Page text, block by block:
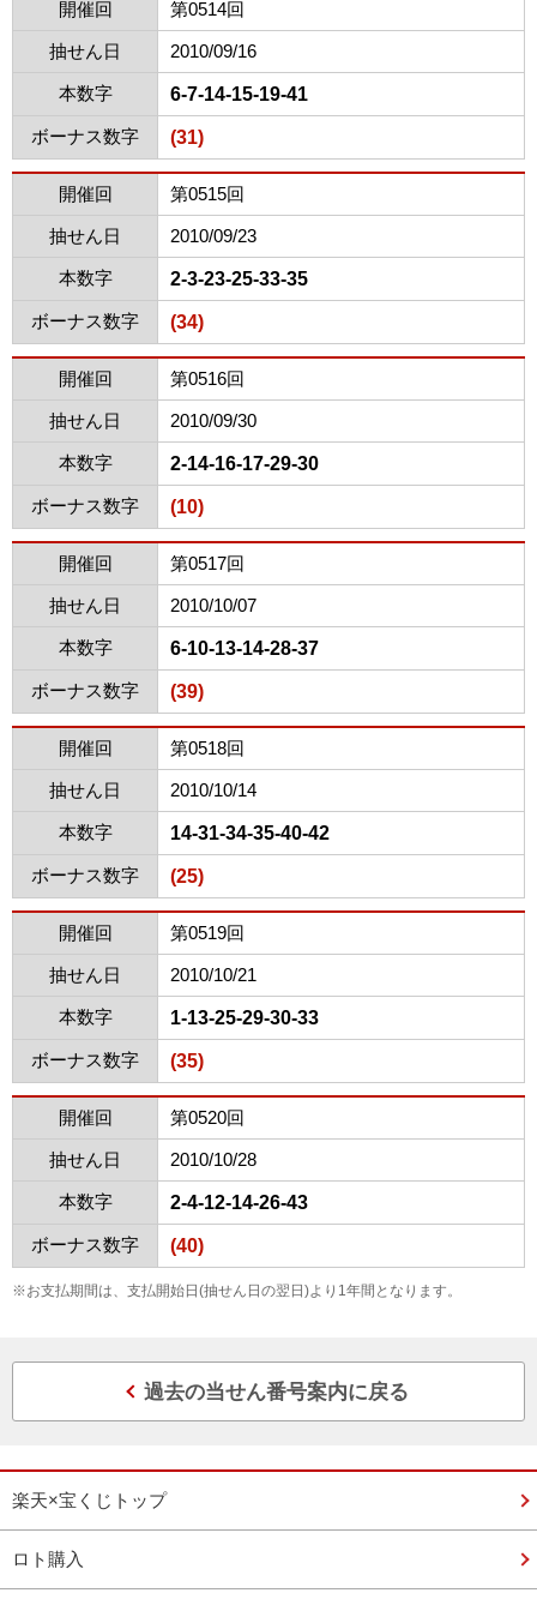
開催回 第0514回
抽せん日 2010/09/16
本数字 6-7-14-15-19-41
ボーナス数字 (31)
開催回 第0515回
抽せん日 2010/09/23
本数字 2-3-23-25-33-35
ボーナス数字 (34)
開催回 第0516回
抽せん日 2010/09/30
本数字 2-14-16-17-29-30
ボーナス数字 (10)
開催回 第0517回
抽せん日 2010/10/07
本数字 6-10-13-14-28-37
ボーナス数字 (39)
開催回 第0518回
抽せん日 2010/10/14
本数字 14-31-34-35-40-42
ボーナス数字 (25)
開催回 第0519回
抽せん日 2010/10/21
本数字 1-13-25-29-30-33
ボーナス数字 (35)
開催回 第0520回
抽せん日 2010/10/28
本数字 2-4-12-14-26-43
ボーナス数字 (40)
※お支払期間は、支払開始日(抽せん日の翌日)より1年間となります。
過去の当せん番号案内に戻る
楽天×宝くじトップ
ロト購入